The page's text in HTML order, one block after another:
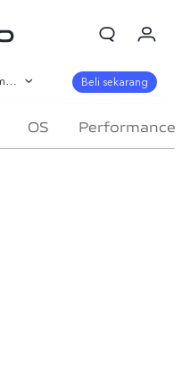
Gambaran Umum Beli sekarang
OS Performance